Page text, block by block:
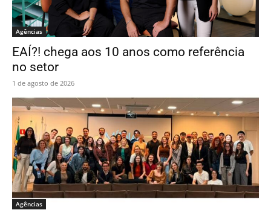
Agências
EAÍ?! chega aos 10 anos como referência
no setor
1 de agosto de 2026
Agências